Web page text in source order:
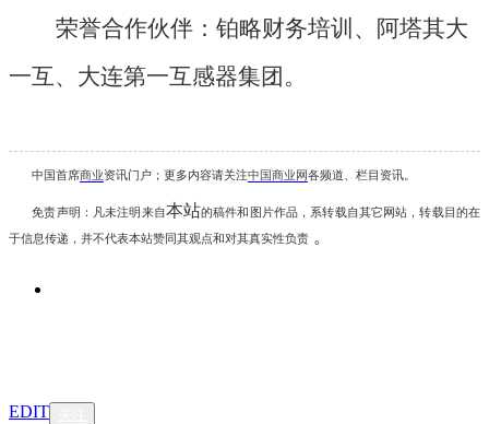
荣誉合作伙伴：铂略财务培训、阿塔其大
一互、大连第一互感器集团。
中国首席商业资讯门户；更多内容请关注中国商业网各频道、栏目资讯
免责声明：凡未注明 来自本站的稿件和图片作品，系转载自其它网站，转载目的在
于信息传递，并不代表本站赞同其观点和对其真实性负责 。
EDIT